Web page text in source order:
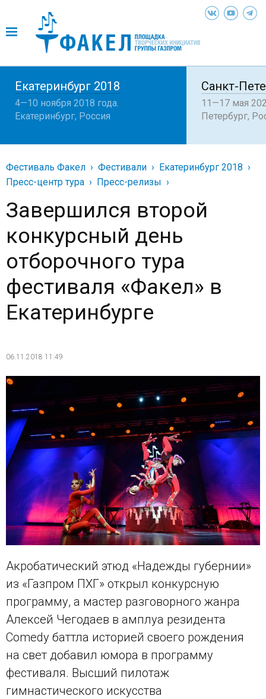
Санкт-
11—17 мая
Петербург,
Екатеринбург 2018
4—10 ноября 2018 года.
Екатеринбург, Россия
Фестиваль Факел Фестивали
Екатеринбург 2018
Пресс-центр тура
Пресс-релизы
Завершился второй
конкурсный день
отборочного тура
фестиваля «Факел» в
Екатеринбурге
06.11.2018 11:49
Акробатический этюд «Надежды губернии»
из «Газпром ПХГ» открыл конкурсную
программу, а мастер разговорного жанра
Алексей Чегодаев в амплуа резидента
Comedy баттла историей своего рождения
на свет добавил юмора в программу
фестиваля. Высший пилотаж
гимнастического искусства